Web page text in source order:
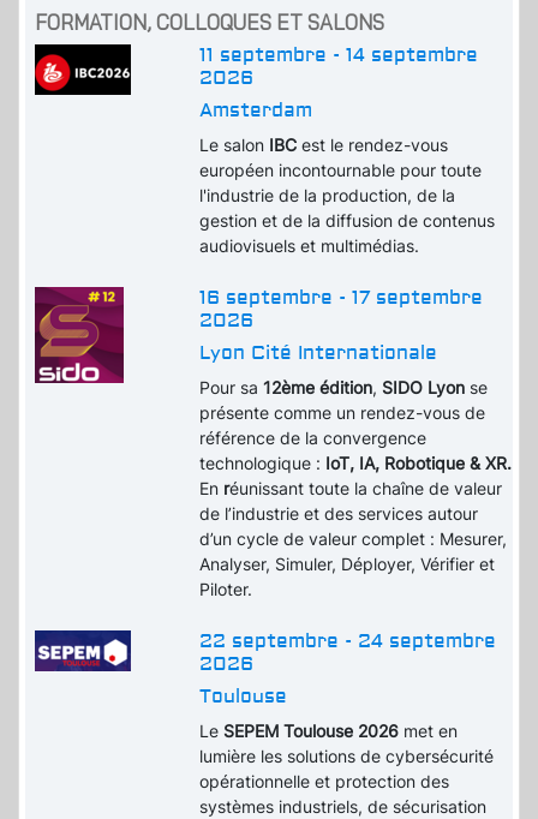
FORMATION, COLLOQUES ET SALONS
11 septembre - 14 septembre
2026
Amsterdam
Le salon IBCest le rendez-vous
européen incontournable pour toute
l'industrie de la production, de la
gestion et de la diffusion de contenus
audiovisuels et multimédias.
16 septembre - 17 septembre
2026
Lyon Cité Internationale
Pour sa12ème édition, SIDO Lyon se
présente comme un rendez-vous de
référence de la convergence
technologique : IoT, IA, Robotique & XR.
En réunissant toute la chaîne de valeur
de l’industrie et des services autour
d’un cycle de valeur complet : Mesurer,
Analyser, Simuler, Déployer, Vérifier et
Piloter.
22 septembre - 24 septembre
2026
Toulouse
Le SEPEM Toulouse 2026 met en
lumière les solutions de cybersécurité
opérationnelle et protection des
systèmes industriels, de sécurisation